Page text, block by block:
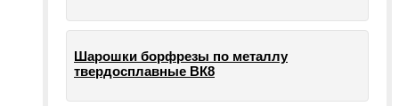
Шарошки борфрезы по металлу
твердосплавные ВК8